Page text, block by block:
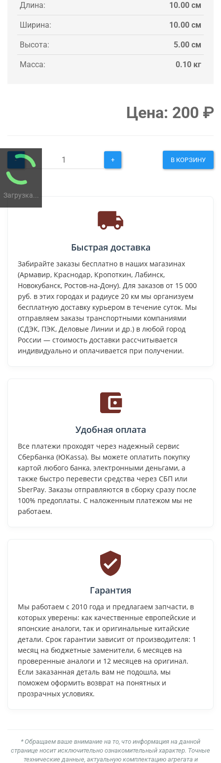
Загрузка...
Длина: 10.00 см
Ширина: 10.00 см
Высота: 5.00 см
Масса: 0.10 кг
Цена: 200 ₽
- + В КОРЗИНУ
Быстрая доставка
Забирайте заказы бесплатно в наших магазинах
(Армавир, Краснодар, Кропоткин, Лабинск,
Новокубанск, Ростов-на-Дону). Для заказов от 15 000
руб. в этих городах и радиусе 20 км мы организуем
бесплатную доставку курьером в течение суток. Мы
отправляем заказы транспортными компаниями
(СДЭК, ПЭК, Деловые Линии и др.) в любой город
России — стоимость доставки рассчитывается
индивидуально и оплачивается при получении.
Удобная оплата
Все платежи проходят через надежный сервис
Сбербанка (ЮKassa). Вы можете оплатить покупку
картой любого банка, электронными деньгами, а
также быстро перевести средства через СБП или
SberPay. Заказы отправляются в сборку сразу после
100% предоплаты. С наложенным платежом мы не
работаем.
Гарантия
Мы работаем с 2010 года и предлагаем запчасти, в
которых уверены: как качественные европейские и
японские аналоги, так и оригинальные китайские
детали. Срок гарантии зависит от производителя: 1
месяц на бюджетные заменители, 6 месяцев на
проверенные аналоги и 12 месяцев на оригинал.
Если заказанная деталь вам не подошла, мы
поможем оформить возврат на понятных и
прозрачных условиях.
* Обращаем ваше внимание на то, что информация на данной
странице носит исключительно ознакомительный характер. Точные
технические данные, актуальную комплектацию агрегата и